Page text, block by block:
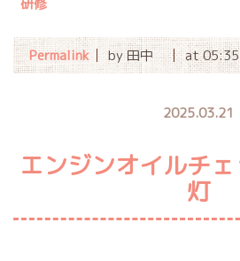
研修
Permalink by 田中 at 05:35
2025.03.21
エンジンオイルチ
灯